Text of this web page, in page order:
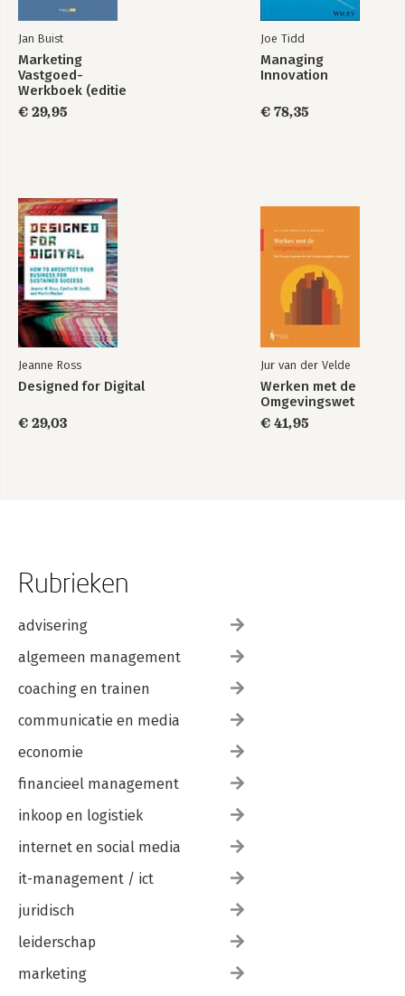
Jan Buist
Marketing
Vastgoed-
Werkboek (editie
2024/2025)
€ 29,95
Joe Tidd
Managing
Innovation
€ 78,35
Jeanne Ross
Designed for Digital
€ 29,03
Jur van der Velde
Werken met de
Omgevingswet
€ 41,95
Rubrieken
advisering
algemeen management
coaching en trainen
communicatie en media
economie
financieel management
inkoop en logistiek
internet en social media
it-management / ict
juridisch
leiderschap
marketing